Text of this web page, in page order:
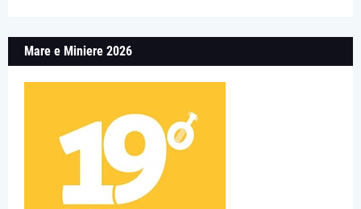
Mare e Miniere 2026